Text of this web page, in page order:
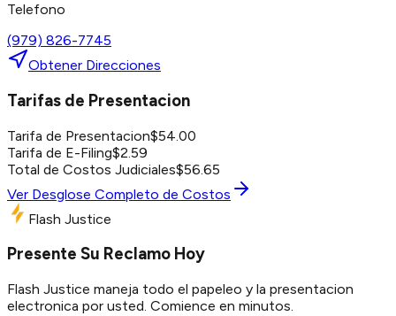
Telefono
(979) 826-7745
Obtener Direcciones
Tarifas de Presentacion
Tarifa de Presentacion$54.00
Tarifa de E-Filing$2.59
Total de Costos Judiciales$56.65
Ver Desglose Completo de Costos
Flash Justice
Presente Su Reclamo Hoy
Flash Justice maneja todo el papeleo y la presentacion
electronica por usted. Comience en minutos.